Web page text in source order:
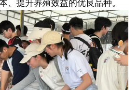
、提升养殖效益的优良品种。